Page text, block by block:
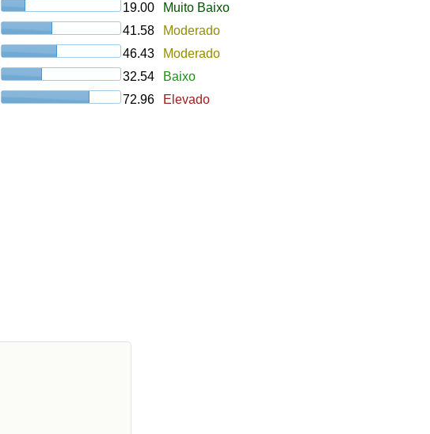
19.00
Muito Baixo
41.58
Moderado
46.43
Moderado
32.54
Baixo
72.96 Elevado